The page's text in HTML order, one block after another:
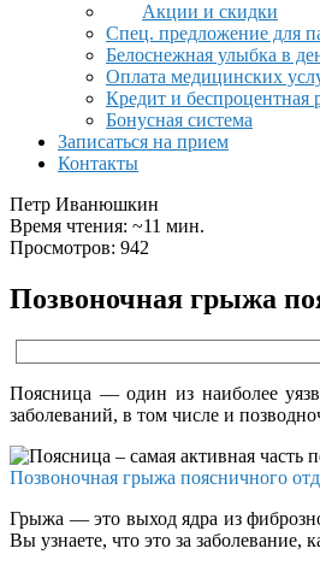
Акции и скидки
Спец. предложение для
Белоснежная улыбка в
Оплата медицинских
Кредит и беспроцентная
Бонусная система
Записаться на прием
Контакты
Петр Иванюшкин
Время чтения: ~11 мин.
Просмотров: 942
Позвоночная грыжа
Поясница — один из наиболее
заболеваний, в том числе и
Позвоночная грыжа поясничного
Грыжа — это выход ядра из
Вы узнаете, что это за заболевание,